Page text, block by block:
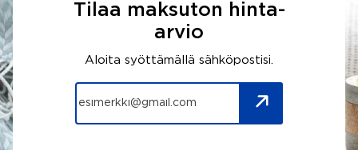
Tilaa maksuton hinta-
arvio
Aloita syöttämällä sähköpostisi.